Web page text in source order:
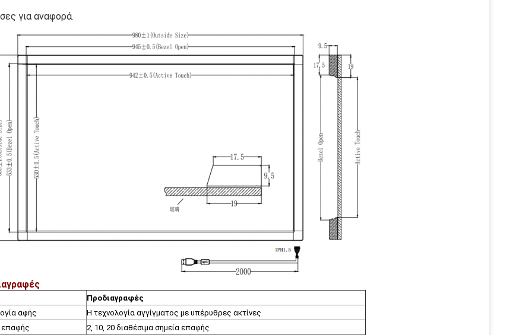
για αναφορά.
Προδιαγραφές
αφής
Η τεχνολογία αγγίγματος με υπέρυθρες ακτίνες
επαφής
2, 10, 20 διαθέσιμα σημεία επαφής